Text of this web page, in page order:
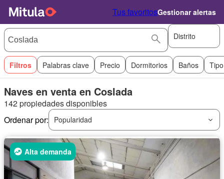
Tus favoritosGestionar alertas
Distrito
Filtros Palabras clave Precio Dormitorios Baños
Naves en venta en Coslada
142 propiedades disponibles
Ordenar por:
Popularidad
Alta demanda